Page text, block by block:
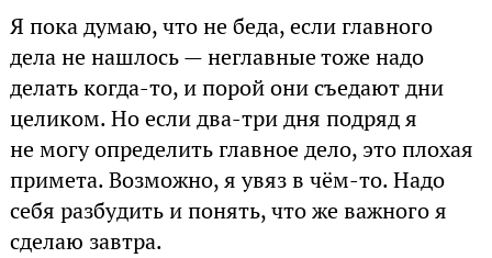
Я пока думаю, что не беда, если главного
дела не нашлось — неглавные тоже надо
делать когда-то, и порой они съедают дни
целиком. Но если два-три дня подряд я
не могу определить главное дело, это плохая
примета. Возможно, я увяз в чём-то. Надо
себя разбудить и понять, что же важного я
сделаю завтра.